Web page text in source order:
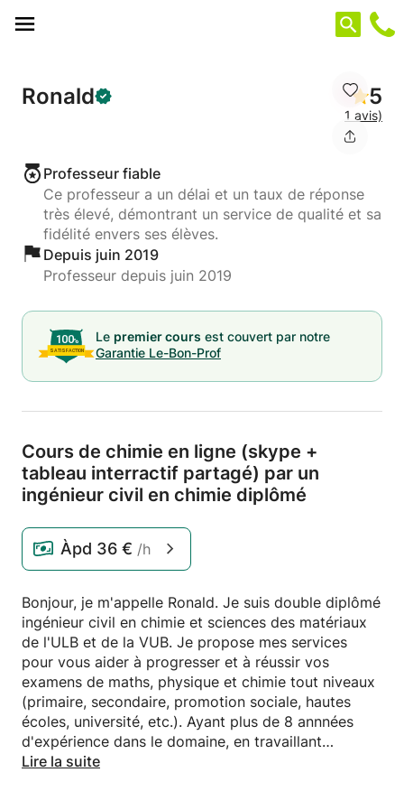
Ronald 5
1 avis)
Professeur fiable
Ce professeur a un délai et un taux de réponse
très élevé, démontrant un service de qualité et sa
fidélité envers ses élèves.
Depuis juin 2019
Professeur depuis juin 2019
Le premier cours est couvert par notre
Garantie Le-Bon-Prof
Cours de chimie en ligne (skype +
tableau interractif partagé) par un
ingénieur civil en chimie diplômé
Àpd 36 € /h
Bonjour, je m'appelle Ronald. Je suis double diplômé
ingénieur civil en chimie et sciences des matériaux
de l'ULB et de la VUB. Je propose mes services
pour vous aider à progresser et à réussir vos
examens de maths, physique et chimie tout niveaux
(primaire, secondaire, promotion sociale, hautes
écoles, université, etc.). Ayant plus de 8 annnées
d'expérience dans le domaine, en travaillant
ensemble, votre réussite ou celle de votre enfant est
Lire la suite